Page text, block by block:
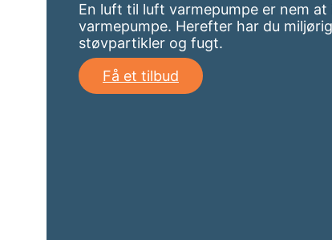
En luft til luft varmepumpe er nem
varmepumpe. Herefter har du
støvpartikler og fugt.
Få et tilbud